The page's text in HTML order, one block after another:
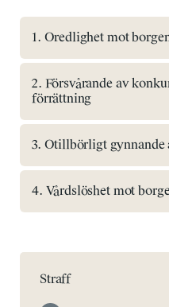
1. Oredlighet mot
2. Försvårande av
förrättning
3. Otillbörligt gynnande
4. Vårdslöshet mot
Straff